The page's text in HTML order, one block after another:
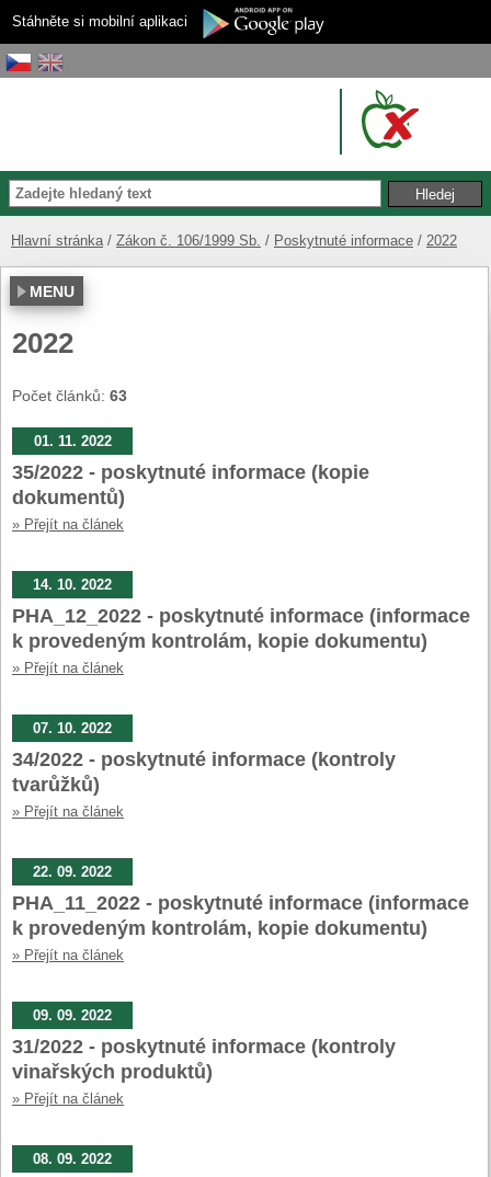
Stáhněte si mobilní aplikaci
Hlavní stránka Zákon č. 106/1999 Sb. Poskytnuté informace 2022
MENU
2022
Počet článků: 63
01. 11. 2022
35/2022 - poskytnuté informace (kopie
dokumentů)
» Přejít na článek
14. 10. 2022
PHA_12_2022 - poskytnuté informace (informace
k provedeným kontrolám, kopie dokumentu)
» Přejít na článek
07. 10. 2022
34/2022 - poskytnuté informace (kontroly
tvarůžků)
» Přejít na článek
22. 09. 2022
PHA_11_2022 - poskytnuté informace (informace
k provedeným kontrolám, kopie dokumentu)
» Přejít na článek
09. 09. 2022
31/2022 - poskytnuté informace (kontroly
vinařských produktů)
» Přejít na článek
08. 09. 2022